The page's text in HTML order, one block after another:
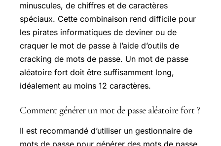
minuscules, de chiffres et de caractères
spéciaux. Cette combinaison rend difficile pour
les pirates informatiques de deviner ou de
craquer le mot de passe à l’aide d’outils de
cracking de mots de passe. Un mot de passe
aléatoire fort doit être suffisamment long,
idéalement au moins 12 caractères.
Comment générer un mot de passe aléatoire fort ?
Il est recommandé d’utiliser un gestionnaire de